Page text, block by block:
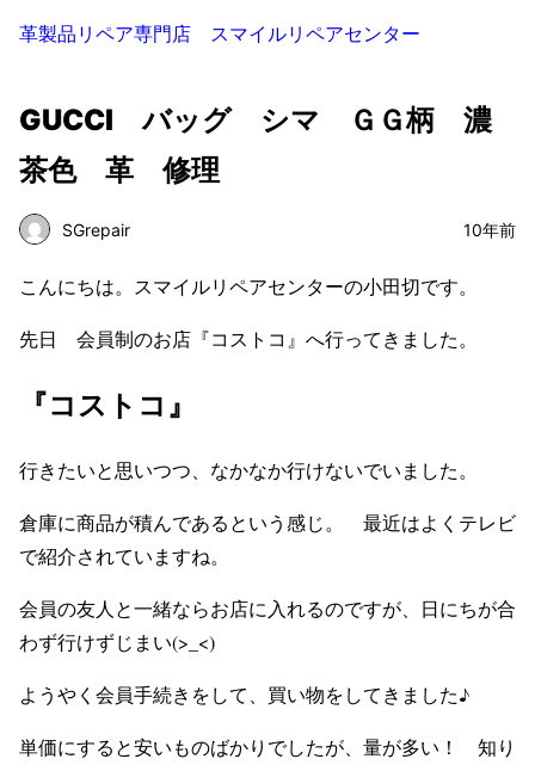
革製品リペア専門店 スマイルリペアセンター
GUCCI バッグ シマ ＧＧ柄 濃
茶色 革 修理
SGrepair 10年前
こんにちは。スマイルリペアセンターの小田切です。
先日 会員制のお店『コストコ』へ行ってきました。
『コストコ』
行きたいと思いつつ、なかなか行けないでいました。
倉庫に商品が積んであるという感じ。 最近はよくテレビ
で紹介されていますね。
会員の友人と一緒ならお店に入れるのですが、日にちが合
わず行けずじまい(>_<)
ようやく会員手続きをして、買い物をしてきました♪
単価にすると安いものばかりでしたが、量が多い！ 知り